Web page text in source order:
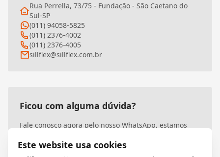
Este website usa cookies
Rua Perrella, 73/75 - Fundação - São Caetano do
Sul-SP
(011) 94058-5825
(011) 2376-4002
(011) 2376-4005
sillflex@sillflex.com.br
Ficou com alguma dúvida?
Fale conosco agora pelo nosso WhatsApp, estamos